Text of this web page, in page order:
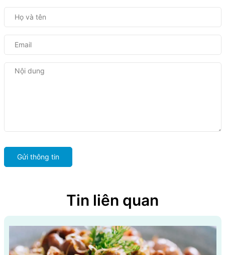
Gửi thông tin
Tin liên quan